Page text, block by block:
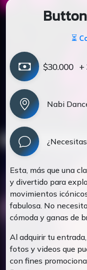
⏳
$30.000 +
Nabi
Esta, más que una
y divertido para
movimientos
fabulosa. No
cómoda y ganas de
Al adquirir tu
fotos y videos que
con fines